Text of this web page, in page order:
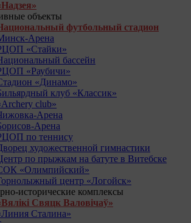
объекты
футбольный стадион
Арена
«Стайки»
бассейн
«Раубичи»
«Динамо»
клуб «Классик»
club»
Арена
Арена
по теннису
художественной гимнастики
по прыжкам на батуте в Витебске
«Олимпийский»
центр «Логойск»
исторические комплексы
Свяцк Валовічаў»
Сталина»